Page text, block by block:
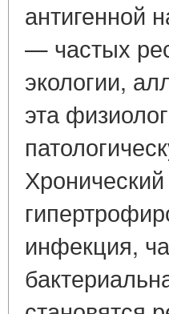
антигенной
— частых
экологии,
эта
инфекция,